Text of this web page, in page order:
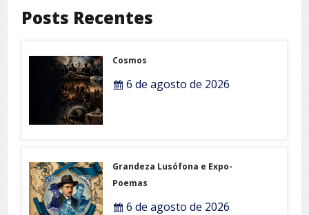
Posts Recentes
Cosmos
6 de agosto de 2026
Grandeza Lusófona e Expo-
Poemas
6 de agosto de 2026